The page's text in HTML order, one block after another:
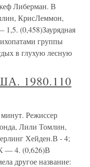
Либерман. В
КрисЛеммон,
(0,458)Заурядная
группы
в глухую лесную
1980.110
Режиссер
Лили Томлин,
Хейден.В - 4;
— 4. (0,626)В
другое название: